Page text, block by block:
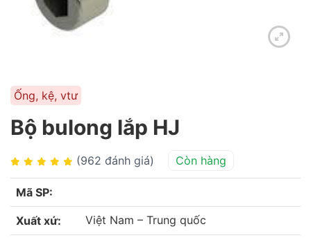
Ống, kệ, vtư
Bộ bulong lắp HJ
(962 đánh giá) Còn hàng
Mã SP:
Xuất xứ: Việt Nam – Trung quốc